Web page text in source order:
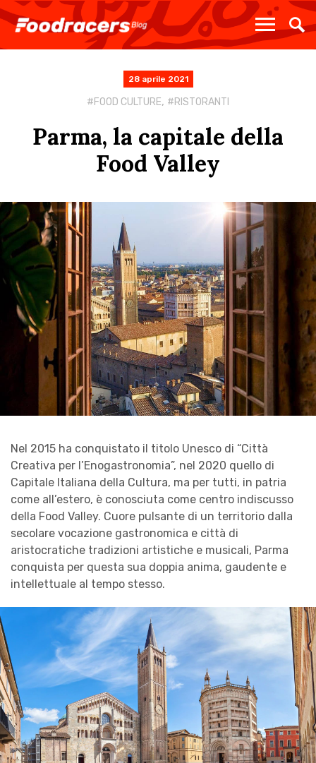
28 aprile 2021
FOOD CULTURE, RISTORANTI
Parma, la capitale della
Food Valley
Nel 2015 ha conquistato il titolo Unesco di “Città
Creativa per l’Enogastronomia”, nel 2020 quello di
Capitale Italiana della Cultura, ma per tutti, in patria
come all’estero, è conosciuta come centro indiscusso
della Food Valley. Cuore pulsante di un territorio dalla
secolare vocazione gastronomica e città di
aristocratiche tradizioni artistiche e musicali, Parma
conquista per questa sua doppia anima, gaudente e
intellettuale al tempo stesso.